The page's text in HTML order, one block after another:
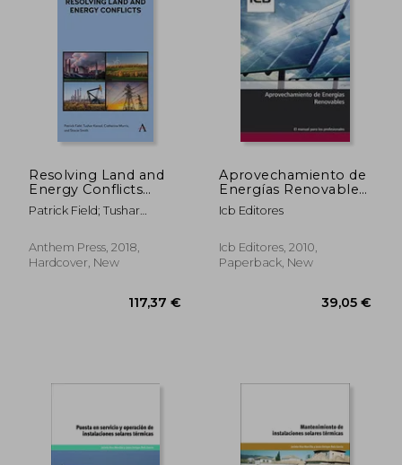
Resolving Land and
Energy Conflicts
(Anthem Ecosystem
Services and
Patrick Field; Tushar
Anthem Press, 2018,
Hardcover, New
117,37 €
Aprovechamiento de
Energías Renovables
(in Spanish)
Icb Editores
Icb Editores, 2010,
Paperback, New